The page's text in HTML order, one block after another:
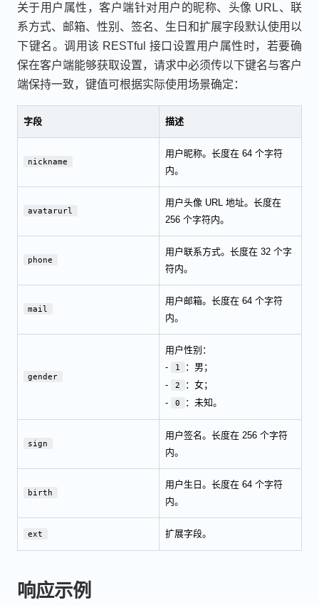
关于用户属性，客户端针对用户的昵称、头像 URL、联
系方式、邮箱、性别、签名、生日和扩展字段默认使用以
下键名。调用该 RESTful 接口设置用户属性时，若要确
保在客户端能够获取设置，请求中必须传以下键名与客户
端保持一致，键值可根据实际使用场景确定：
字段 描述
nickname
用户昵称。长度在 64 个字符
内。
avatarurl
用户头像 URL 地址。长度在
256 个字符内。
phone
用户联系方式。长度在 32 个字
符内。
mail
用户邮箱。长度在 64 个字符
内。
gender
用户性别：
-
1
：男；
-
2
：女；
-
0 ：未知。
sign
用户签名。长度在 256 个字符
内。
birth
用户生日。长度在 64 个字符
内。
ext 扩展字段。
响应示例